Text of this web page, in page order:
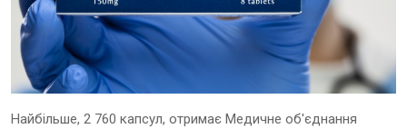
Найбільше, 2 760 капсул, отримає Медичне об'єднання